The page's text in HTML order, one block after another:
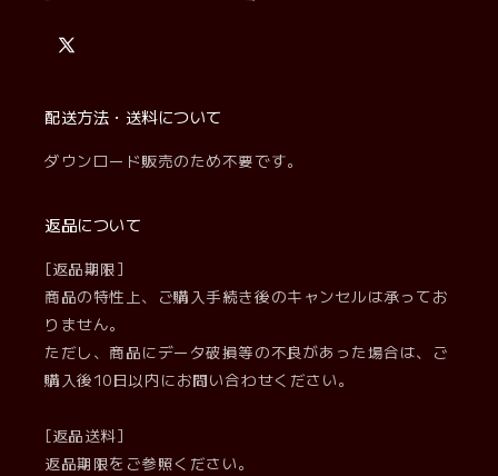
X
配送方法・送料について
ダウンロード販売のため不要です。
返品について
[返品期限]
商品の特性上、ご購入手続き後のキャンセルは承ってお
りません。
ただし、商品にデータ破損等の不良があった場合は、ご
購入後10日以内にお問い合わせください。
[返品送料]
返品期限をご参照ください。